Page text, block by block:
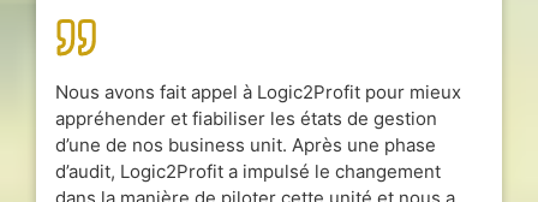
Nous avons fait appel à Logic2Profit pour mieux
appréhender et fiabiliser les états de gestion
d’une de nos business unit. Après une phase
d’audit, Logic2Profit a impulsé le changement
dans la manière de piloter cette unité et nous a